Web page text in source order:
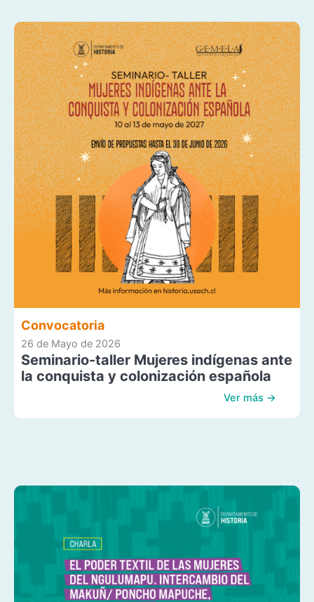
Convocatoria
26 de Mayo de 2026
Seminario-taller Mujeres indígenas ante
la conquista y colonización española
Ver más →